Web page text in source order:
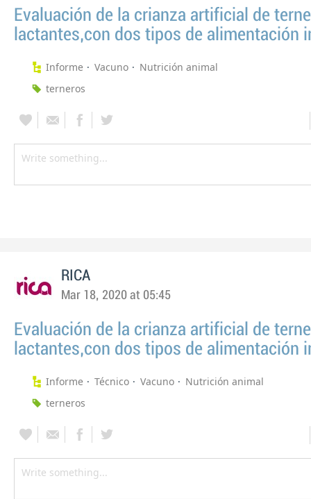
Evaluación de la crianza artificial de
lactantes,con dos tipos de alimentación
Informe Vacuno
Nutrición animal
terneros
RICA
Mar 18, 2020 at 05:45
Evaluación de la crianza artificial de
lactantes,con dos tipos de alimentación
Informe Técnico Vacuno
Nutrición animal
terneros